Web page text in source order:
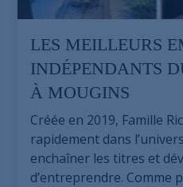
LES MEILLEURS
INDÉPENDANTS
À MOUGINS
Créée en 2019, Famille
rapidement dans
enchaîner les titres et
d’entreprendre.